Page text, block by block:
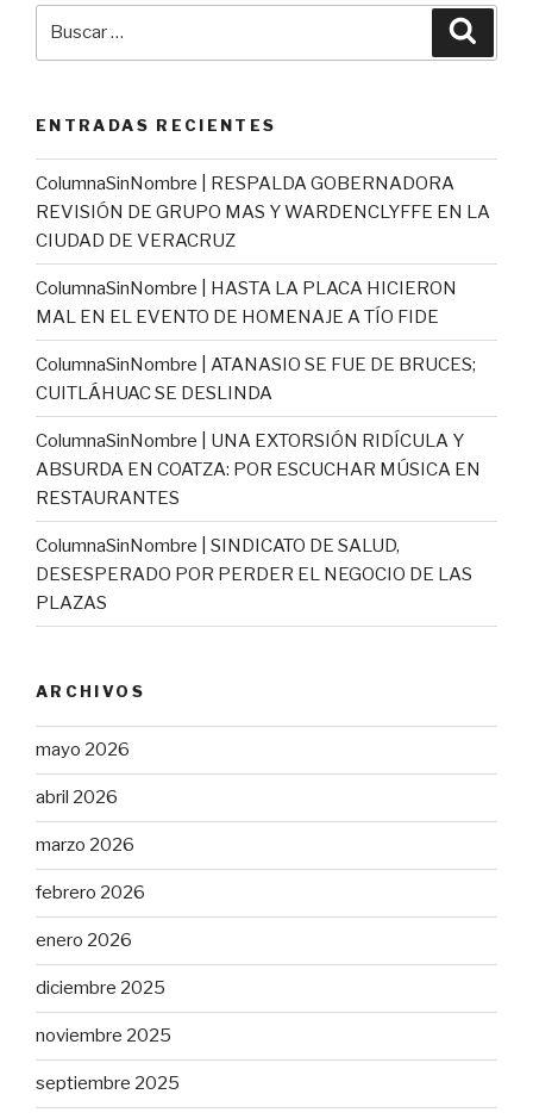
ENTRADAS RECIENTES
ColumnaSinNombre | RESPALDA GOBERNADORA
REVISIÓN DE GRUPO MAS Y WARDENCLYFFE EN LA
CIUDAD DE VERACRUZ
ColumnaSinNombre | HASTA LA PLACA HICIERON
MAL EN EL EVENTO DE HOMENAJE A TÍO FIDE
ColumnaSinNombre | ATANASIO SE FUE DE BRUCES;
CUITLÁHUAC SE DESLINDA
ColumnaSinNombre | UNA EXTORSIÓN RIDÍCULA Y
ABSURDA EN COATZA: POR ESCUCHAR MÚSICA EN
RESTAURANTES
ColumnaSinNombre | SINDICATO DE SALUD,
DESESPERADO POR PERDER EL NEGOCIO DE LAS
PLAZAS
ARCHIVOS
mayo 2026
abril 2026
marzo 2026
febrero 2026
enero 2026
diciembre 2025
noviembre 2025
septiembre 2025